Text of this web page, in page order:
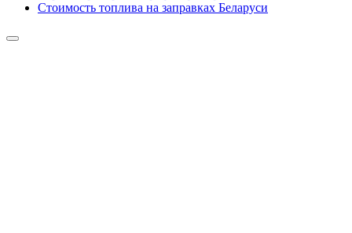
Стоимость топлива на заправках Беларуси